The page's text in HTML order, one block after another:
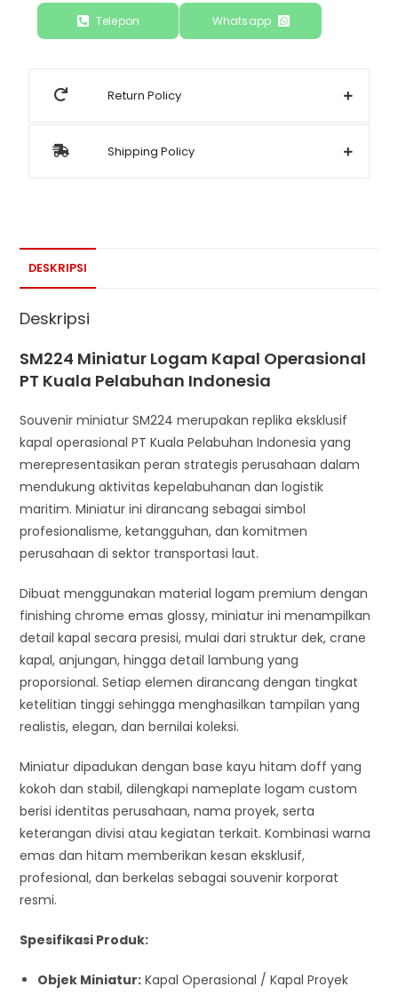
Telepon Whatsapp
Return Policy
Shipping Policy
DESKRIPSI
Deskripsi
SM224 Miniatur Logam Kapal Operasional
PT Kuala Pelabuhan Indonesia
Souvenir miniatur SM224 merupakan replika eksklusif
kapal operasional PT Kuala Pelabuhan Indonesia yang
merepresentasikan peran strategis perusahaan dalam
mendukung aktivitas kepelabuhanan dan logistik
maritim. Miniatur ini dirancang sebagai simbol
profesionalisme, ketangguhan, dan komitmen
perusahaan di sektor transportasi laut.
Dibuat menggunakan material logam premium dengan
finishing chrome emas glossy, miniatur ini menampilkan
detail kapal secara presisi, mulai dari struktur dek, crane
kapal, anjungan, hingga detail lambung yang
proporsional. Setiap elemen dirancang dengan tingkat
ketelitian tinggi sehingga menghasilkan tampilan yang
realistis, elegan, dan bernilai koleksi.
Miniatur dipadukan dengan base kayu hitam doff yang
kokoh dan stabil, dilengkapi nameplate logam custom
berisi identitas perusahaan, nama proyek, serta
keterangan divisi atau kegiatan terkait. Kombinasi warna
emas dan hitam memberikan kesan eksklusif,
profesional, dan berkelas sebagai souvenir korporat
resmi.
Spesifikasi Produk:
Objek Miniatur: Kapal Operasional / Kapal Proyek